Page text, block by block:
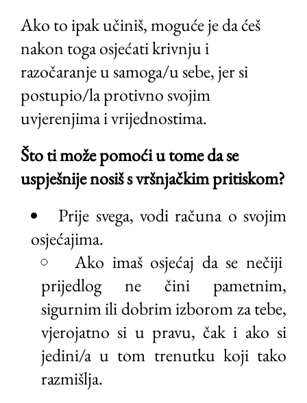
Ako to ipak učiniš, moguće je da ćeš
nakon toga osjećati krivnju i
razočaranje u samoga/u sebe, jer si
postupio/la protivno svojim
uvjerenjima i vrijednostima.
Što ti može pomoći u tome da se
uspješnije nosiš s vršnjačkim pritiskom?
Prije svega, vodi računa o svojim
osjećajima.
Ako imaš osjećaj da se nečiji
prijedlog ne čini pametnim,
sigurnim ili dobrim izborom za tebe,
vjerojatno si u pravu, čak i ako si
jedini/a u tom trenutku koji tako
razmišlja.